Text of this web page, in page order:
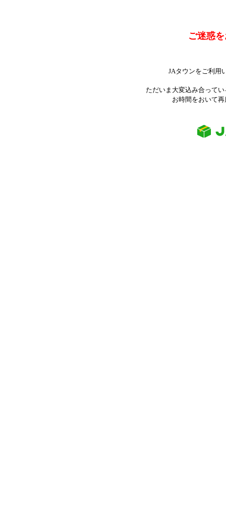
ご迷惑
JAタウンをご利用
ただいま大変込み合って
お時間をおいて